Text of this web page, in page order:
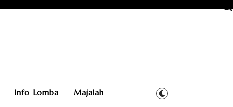
Info Lomba Majalah